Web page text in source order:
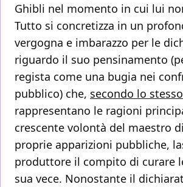
Ghibli nel momento in cui lui
Tutto si concretizza in un
vergogna e imbarazzo per le
riguardo il suo pensinamento
regista come una bugia nei
pubblico) che, secondo lo
rappresentano le ragioni
crescente volontà del maestro
proprie apparizioni pubbliche,
produttore il compito di curare
sua vece. Nonostante il